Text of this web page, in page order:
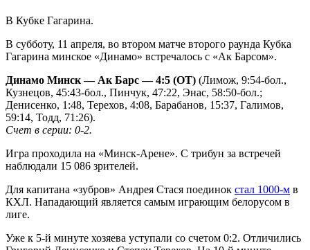
В Кубке Гагарина.
В субботу, 11 апреля, во втором матче второго раунда Кубка
Гагарина минское «Динамо» встречалось с «Ак Барсом».
Динамо Минск — Ак Барс — 4:5 (ОТ) (Лимож, 9:54-бол.,
Кузнецов, 45:43-бол., Пинчук, 47:22, Энас, 58:50-бол.;
Денисенко, 1:48, Терехов, 4:08, Барабанов, 15:37, Галимов,
59:14, Тодд, 71:26).
Счет в серии: 0-2.
Игра проходила на «Минск-Арене». С трибун за встречей
наблюдали 15 086 зрителей.
Для капитана «зубров» Андрея Стася поединок стал 1000-м в
КХЛ. Нападающий является самым играющим белорусом в
лиге.
Уже к 5-й минуте хозяева уступали со счетом 0:2. Отличились